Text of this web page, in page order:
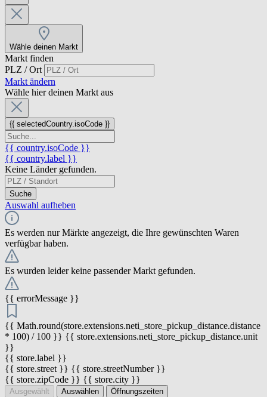
Wähle deinen Markt
Markt finden
PLZ / Ort
Markt ändern
Wähle hier deinen Markt aus
{{ selectedCountry.isoCode }}
{{ country.isoCode }}
{{ country.label }}
Keine Länder gefunden.
Suche
Auswahl aufheben
Es werden nur Märkte angezeigt, die Ihre gewünschten Waren
verfügbar haben.
Es wurden leider keine passender Markt gefunden.
{{ errorMessage }}
{{ Math.round(store.extensions.neti_store_pickup_distance.distance
* 100) / 100 }} {{ store.extensions.neti_store_pickup_distance.unit
}}
{{ store.label }}
{{ store.street }} {{ store.streetNumber }}
{{ store.zipCode }} {{ store.city }}
Ausgewählt Auswählen Öffnungszeiten